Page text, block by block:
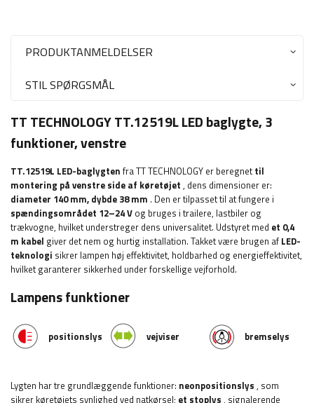
PRODUKTANMELDELSER
STIL SPØRGSMÅL
TT TECHNOLOGY TT.12519L LED baglygte, 3
funktioner, venstre
TT.12519L LED-baglygten fra TT TECHNOLOGY er beregnettil
montering på venstre side af køretøjet , dens dimensioner er:
diameter 140 mm, dybde 38 mm . Den er tilpasset til at fungere i
spændingsområdet 12–24 V og bruges i trailere, lastbiler og
trækvogne, hvilket understreger dens universalitet. Udstyret med et 0,4
m kabel giver det nem og hurtig installation. Takket være brugen af ​​LED-
teknologi sikrer lampen høj effektivitet, holdbarhed og energieffektivitet,
hvilket garanterer sikkerhed under forskellige vejforhold.
Lampens funktioner
positionslys vejviser bremselys
Lygten har tre grundlæggende funktioner: neonpositionslys , som
sikrer køretøjets synlighed ved natkørsel; et stoplys , signalerende